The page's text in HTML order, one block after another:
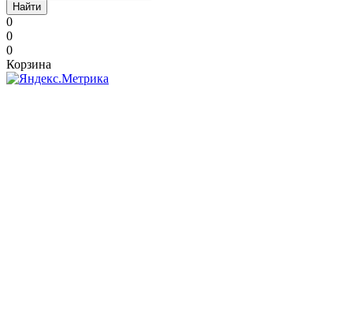
Найти
0
0
0
Корзина